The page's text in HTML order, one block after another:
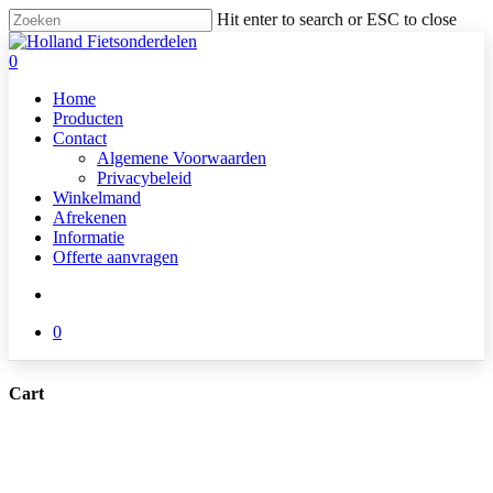
Skip
to
main
Hit enter to search or ESC to close
Close
Search
search
0
Home
Producten
Contact
Algemene Voorwaarden
Privacybeleid
Winkelmand
Afrekenen
Informatie
Offerte aanvragen
0
Cart